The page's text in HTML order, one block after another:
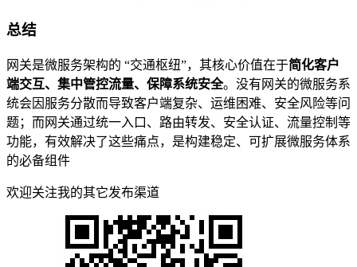
总结
网关是微服务架构的 “交通枢纽”，其核心价值在于简化客户
端交互、集中管控流量、保障系统安全。没有网关的微服务系
统会因服务分散而导致客户端复杂、运维困难、安全风险等问
题；而网关通过统一入口、路由转发、安全认证、流量控制等
功能，有效解决了这些痛点，是构建稳定、可扩展微服务体系
的必备组件
欢迎关注我的其它发布渠道